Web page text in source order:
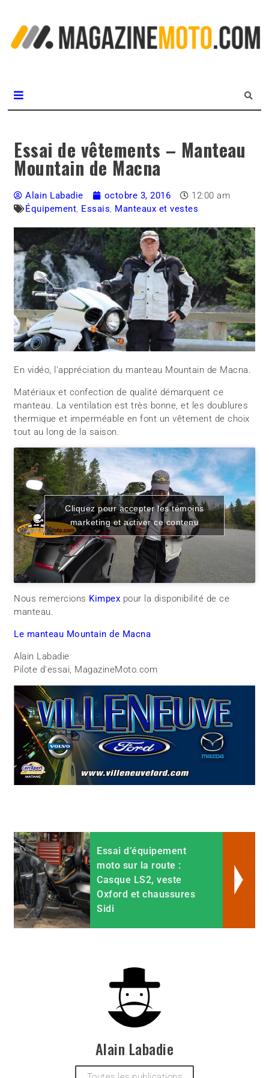
Essai de vêtements – Manteau
Mountain de Macna
Alain Labadie octobre 3, 2016
12:00 am
Équipement, Essais, Manteaux et vestes
En vidéo, l'appréciation du manteau Mountain de Macna.
Matériaux et confection de qualité démarquent ce
manteau. La ventilation est très bonne, et les doublures
thermique et imperméable en font un vêtement de choix
tout au long de la saison.
Cliquez pour accepter les témoins
marketing et activer ce contenu
Nous remercions Kimpex pour la disponibilité de ce
manteau.
Le manteau Mountain de Macna
Alain Labadie
Pilote d'essai, MagazineMoto.com
Essai d’équipement
moto sur la route :
Casque LS2, veste
Oxford et chaussures
Sidi
Alain Labadie